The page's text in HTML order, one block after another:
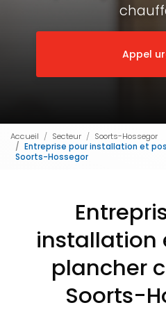
Appel
Accueil Secteur
Soorts-Hossegor
Entreprise pour installation et
Soorts-Hossegor
installation
plancher
Soorts-